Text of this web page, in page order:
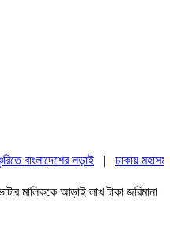
বাংলাদেশের লড়াই|
ঢাকায়
মালিককে আড়াই লাখ টাকা জরিমানা